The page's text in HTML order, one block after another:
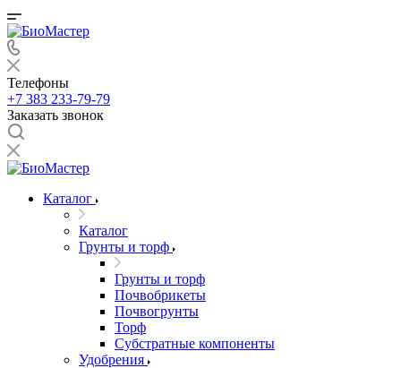
Телефоны
+7 383 233-79-79
Заказать звонок
Каталог
Каталог
Грунты и торф
Грунты и торф
Почвобрикеты
Почвогрунты
Торф
Субстратные компоненты
Удобрения